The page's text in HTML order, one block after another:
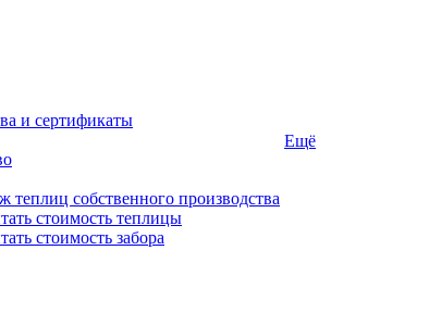
и сертификаты
теплиц собственного производства
стоимость теплицы
стоимость забора
Ещё